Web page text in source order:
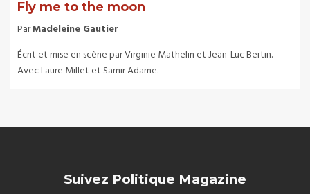
Fly me to the moon
ParMadeleine Gautier
Écrit et mise en scène par Virginie Mathelin et Jean-Luc Bertin.
Avec Laure Millet et Samir Adame.
Suivez Politique Magazine